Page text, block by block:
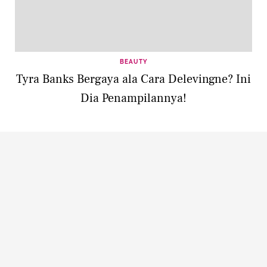
BEAUTY
Tyra Banks Bergaya ala Cara Delevingne? Ini
Dia Penampilannya!